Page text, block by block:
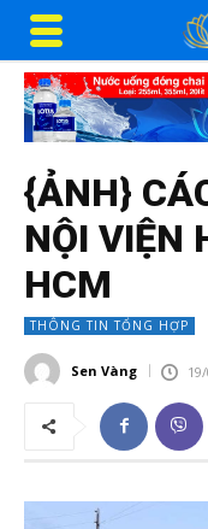
{ẢNH}
NỘI VIỆN
HCM
THÔNG TIN TỔNG HỢP
Sen Vàng